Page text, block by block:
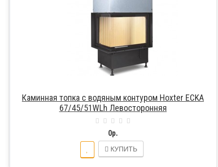
Каминная топка с водяным контуром Hoxter ECKA
67/45/51WLh Левосторонняя
0р.
КУПИТЬ